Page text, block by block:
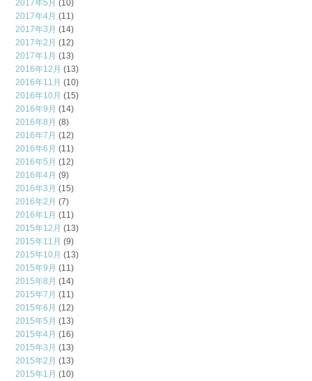
2017年5月 (10)
2017年4月 (11)
2017年3月 (14)
2017年2月 (12)
2017年1月 (13)
2016年12月 (13)
2016年11月 (10)
2016年10月 (15)
2016年9月 (14)
2016年8月 (8)
2016年7月 (12)
2016年6月 (11)
2016年5月 (12)
2016年4月 (9)
2016年3月 (15)
2016年2月 (7)
2016年1月 (11)
2015年12月 (13)
2015年11月 (9)
2015年10月 (13)
2015年9月 (11)
2015年8月 (14)
2015年7月 (11)
2015年6月 (12)
2015年5月 (13)
2015年4月 (16)
2015年3月 (13)
2015年2月 (13)
2015年1月 (10)